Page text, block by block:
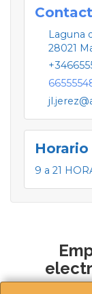
Laguna
28021
Horario
9 a 21